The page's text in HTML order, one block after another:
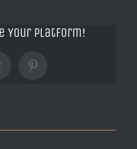
Your Platform!
Pinterest